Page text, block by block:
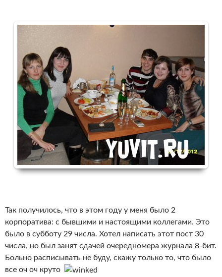
Так получилось, что в этом году у меня было 2
корпоратива: с бывшими и настоящими коллегами. Это
было в субботу 29 числа. Хотел написать этот пост 30
числа, но был занят сдачей очередномера журнала 8-бит.
Больно расписывать не буду, скажу только то, что было
все оч оч круто